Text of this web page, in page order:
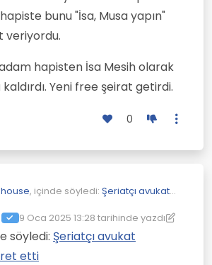
bunu "İsa, Musa yapın"
veriyordu.
hapisten İsa Mesih olarak
kaldırdı. Yeni free şeirat getirdi.
0
house, içinde söyledi: Şeriatçı avukat
Sanırım bundan yutarsa
hiçbişicikleri kalmayacaktır.
kullansa bile tam iyileşme olmaz.
9 Oca 2025 13:28 tarihinde yazdı
Son düzenleyen: house1 Eyl 2025 13:30
söyledi: Şeriatçı avukat
etti